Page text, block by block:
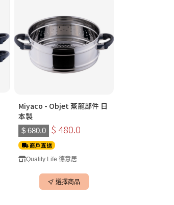
Miyaco - Objet 蒸籠部件 日
本製
$ 680.0 $ 480.0
商戶直送
Quality Life 德意居
選擇商品